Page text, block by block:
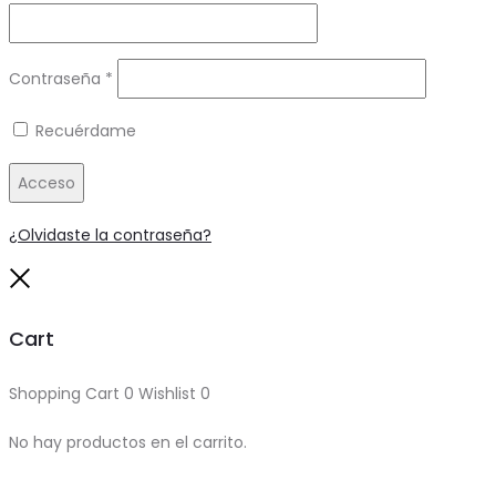
Contraseña *
Recuérdame
Acceso
¿Olvidaste la contraseña?
Cart
Shopping Cart 0 Wishlist 0
No hay productos en el carrito.